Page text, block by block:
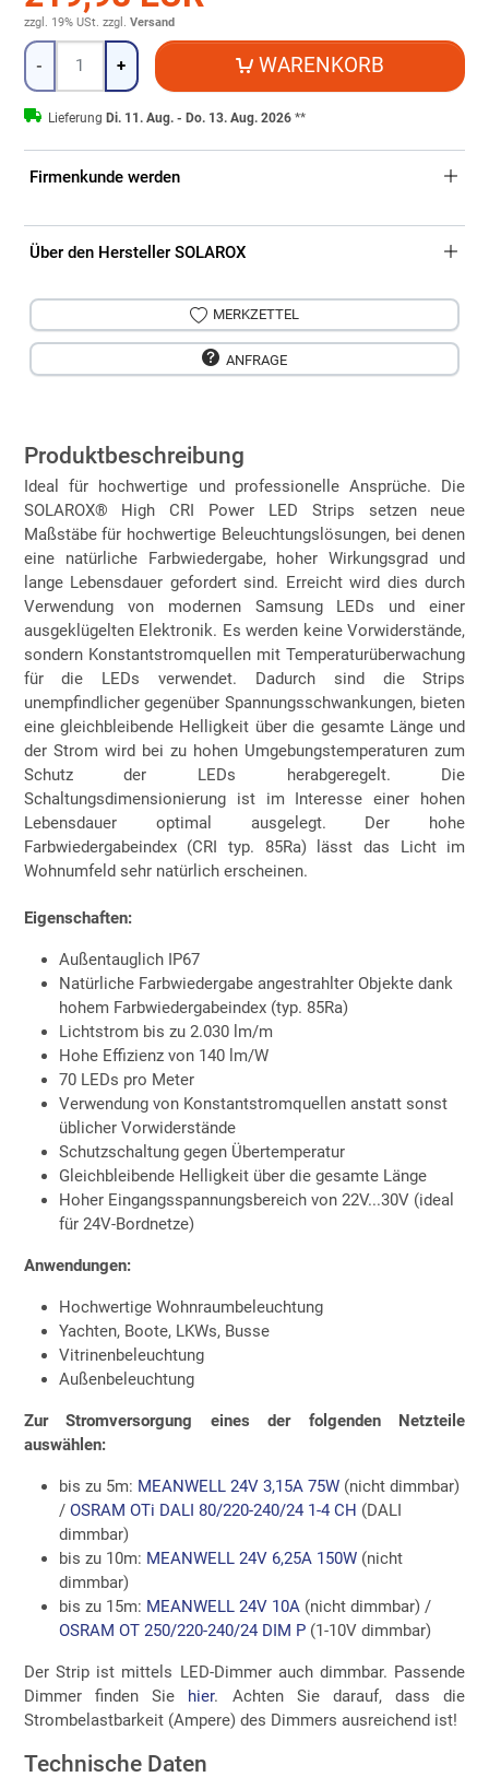
zzgl. 19% USt. zzgl. Versand
Menge
- + WARENKORB
Lieferung Di. 11. Aug. - Do. 13. Aug. 2026**
Firmenkunde werden
Über den Hersteller SOLAROX
MERKZETTEL
ANFRAGE
Produktbeschreibung
Ideal für hochwertige und professionelle Ansprüche. Die
SOLAROX® High CRI Power LED Strips setzen neue
Maßstäbe für hochwertige Beleuchtungslösungen, bei denen
eine natürliche Farbwiedergabe, hoher Wirkungsgrad und
lange Lebensdauer gefordert sind. Erreicht wird dies durch
Verwendung von modernen Samsung LEDs und einer
ausgeklügelten Elektronik. Es werden keine Vorwiderstände,
sondern Konstantstromquellen mit Temperaturüberwachung
für die LEDs verwendet. Dadurch sind die Strips
unempfindlicher gegenüber Spannungsschwankungen, bieten
eine gleichbleibende Helligkeit über die gesamte Länge und
der Strom wird bei zu hohen Umgebungstemperaturen zum
Schutz der LEDs herabgeregelt. Die
Schaltungsdimensionierung ist im Interesse einer hohen
Lebensdauer optimal ausgelegt. Der hohe
Farbwiedergabeindex (CRI typ. 85Ra) lässt das Licht im
Wohnumfeld sehr natürlich erscheinen.
Eigenschaften:
Außentauglich IP67
Natürliche Farbwiedergabe angestrahlter Objekte dank
hohem Farbwiedergabeindex (typ. 85Ra)
Lichtstrom bis zu 2.030 lm/m
Hohe Effizienz von 140 lm/W
70 LEDs pro Meter
Verwendung von Konstantstromquellen anstatt sonst
üblicher Vorwiderstände
Schutzschaltung gegen Übertemperatur
Gleichbleibende Helligkeit über die gesamte Länge
Hoher Eingangsspannungsbereich von 22V...30V (ideal
für 24V-Bordnetze)
Anwendungen:
Hochwertige Wohnraumbeleuchtung
Yachten, Boote, LKWs, Busse
Vitrinenbeleuchtung
Außenbeleuchtung
Zur Stromversorgung eines der folgenden Netzteile
auswählen:
bis zu 5m: MEANWELL 24V 3,15A 75W(nicht dimmbar)
/ OSRAM OTi DALI 80/220-240/24 1-4 CH (DALI
dimmbar)
bis zu 10m: MEANWELL 24V 6,25A 150W(nicht
dimmbar)
bis zu 15m: MEANWELL 24V 10A(nicht dimmbar) /
OSRAM OT 250/220-240/24 DIM P(1-10V dimmbar)
Der Strip ist mittels LED-Dimmer auch dimmbar. Passende
Dimmer finden Sie hier. Achten Sie darauf, dass die
Strombelastbarkeit (Ampere) des Dimmers ausreichend ist!
Technische Daten